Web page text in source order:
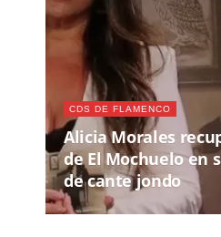
CDS DE FLAMENCO
Alicia Morales
de El Mochuelo en
de cante jondo